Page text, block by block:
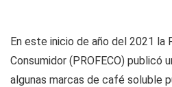
En este inicio de año del 2021 la
Consumidor (PROFECO) publicó
algunas marcas de café soluble